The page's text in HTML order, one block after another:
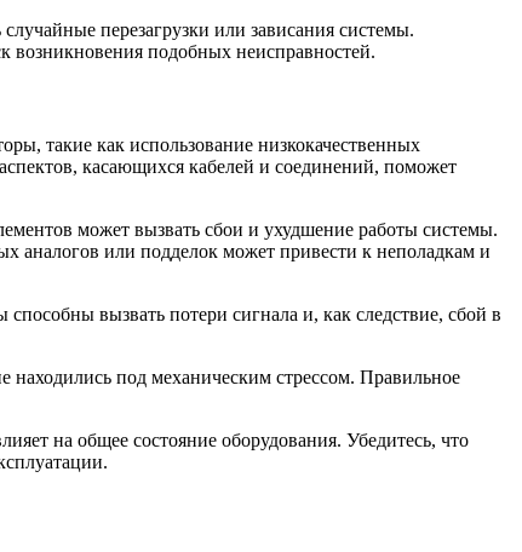
перезагрузки или зависания системы.
возникновения подобных неисправностей.
такие как использование низкокачественных
касающихся кабелей и соединений, поможет
может вызвать сбои и ухудшение работы системы.
аналогов или подделок может привести к неполадкам и
вызвать потери сигнала и, как следствие, сбой в
находились под механическим стрессом. Правильное
на общее состояние оборудования. Убедитесь, что